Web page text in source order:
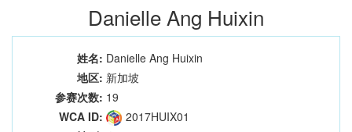
Danielle Ang Huixin
姓名: Danielle Ang Huixin
地区: 新加坡
参赛次数: 19
WCA ID:
2017HUIX01